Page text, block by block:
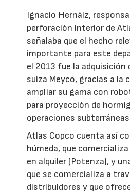
Ignacio Hernáiz,
perforación interior de
señalaba que el hecho
importante para este
el 2013 fue la adquisición
suiza Meyco, gracias a la
ampliar su gama con
para proyección de
operaciones
Atlas Copco cuenta así
húmeda, que
en alquiler (Potenza), y
que se comercializa a
distribuidores y que